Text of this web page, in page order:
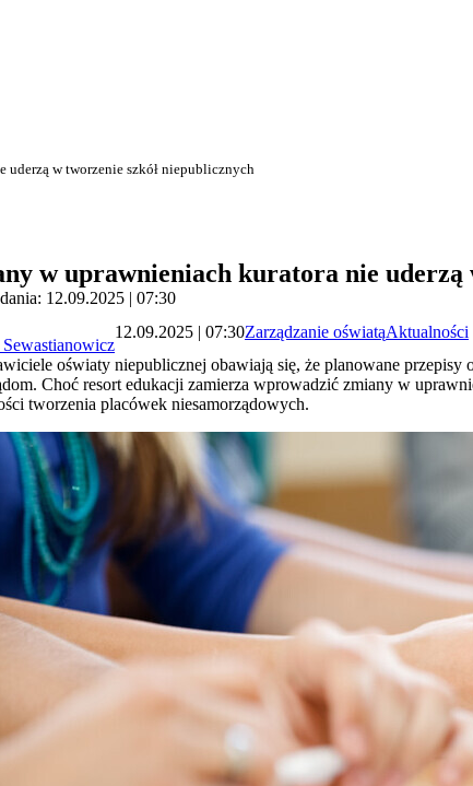
uderzą w tworzenie szkół niepublicznych
w uprawnieniach kuratora nie uderzą
12.09.2025 | 07:30
12.09.2025 | 07:30Zarządzanie oświatąAktualności
oświaty niepublicznej obawiają się, że planowane
Choć resort edukacji zamierza wprowadzić zmiany w
tworzenia placówek niesamorządowych.